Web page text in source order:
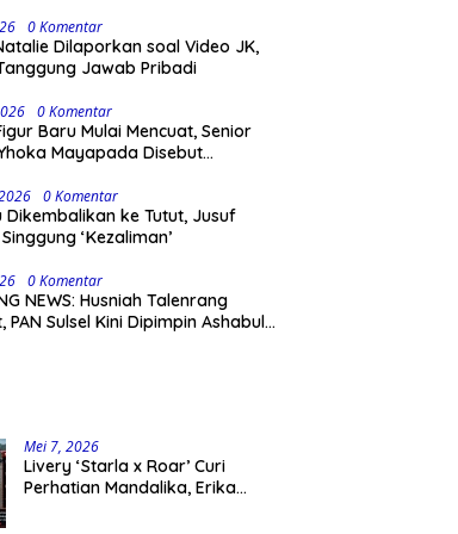
0 Komentar
Dilaporkan soal Video JK,
Jawab Pribadi
0 Komentar
Baru Mulai Mencuat, Senior
Mayapada Disebut
2029
0 Komentar
Dikembalikan ke Tutut, Jusuf
‘Kezaliman’
0 Komentar
NEWS: Husniah Talenrang
PAN Sulsel Kini Dipimpin Ashabul
Mei 7, 2026
Livery ‘Starla x Roar’ Curi
Perhatian Mandalika, Erika